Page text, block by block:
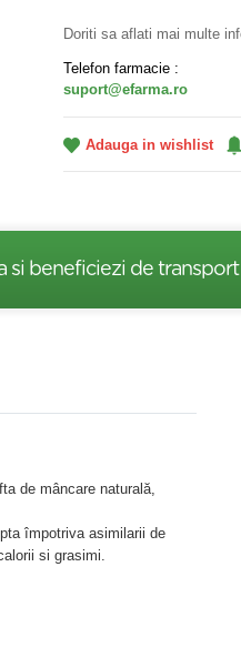
Doriti sa aflati mai multe
Telefon farmacie :
suport@efarma.ro
Adauga in wishlist
si beneficiezi de
de mâncare naturală,
împotriva asimilarii de
si grasimi.